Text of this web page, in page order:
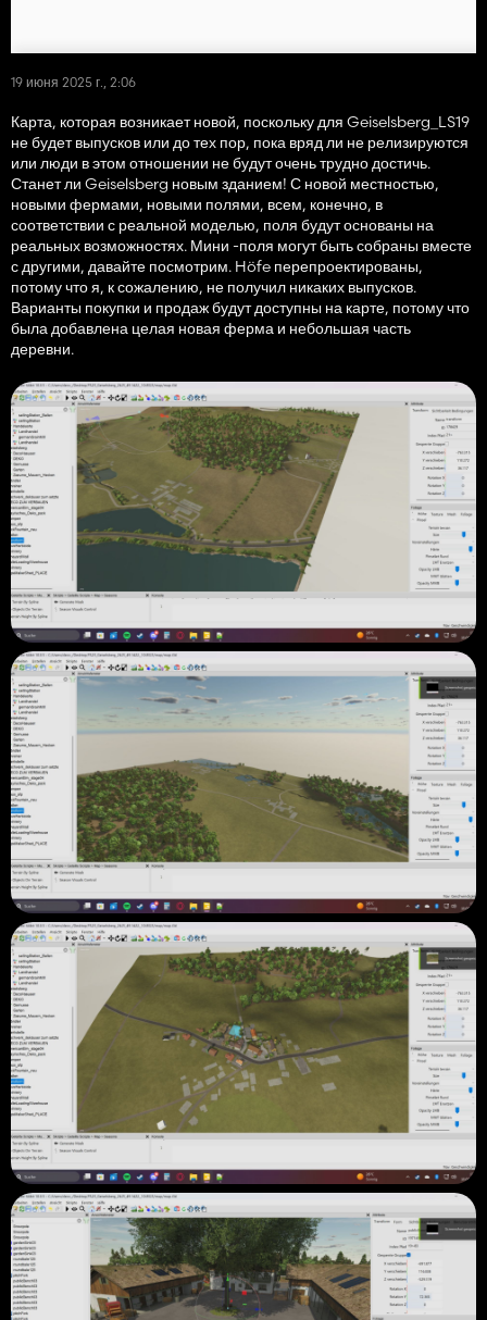
19 июня 2025 г., 2:06
Карта, которая возникает новой, поскольку для Geiselsberg_LS19
не будет выпусков или до тех пор, пока вряд ли не релизируются
или люди в этом отношении не будут очень трудно достичь.
Станет ли Geiselsberg новым зданием! С новой местностью,
новыми фермами, новыми полями, всем, конечно, в
соответствии с реальной моделью, поля будут основаны на
реальных возможностях. Мини -поля могут быть собраны вместе
с другими, давайте посмотрим. Höfe перепроектированы,
потому что я, к сожалению, не получил никаких выпусков.
Варианты покупки и продаж будут доступны на карте, потому что
была добавлена ​​целая новая ферма и небольшая часть
деревни.